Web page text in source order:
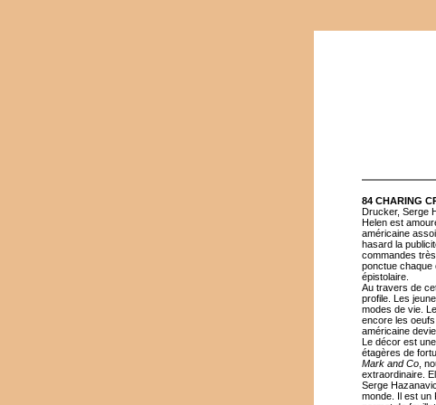
84 CHARING
Drucker, Serge
Helen est
américaine
hasard la
commandes
ponctue chaque
épistolaire.
Au travers de
profile. Les
modes de vie.
encore les
américaine
Le décor est
étagères de
Mark and Co ,
extraordinaire.
Serge
monde. Il est un